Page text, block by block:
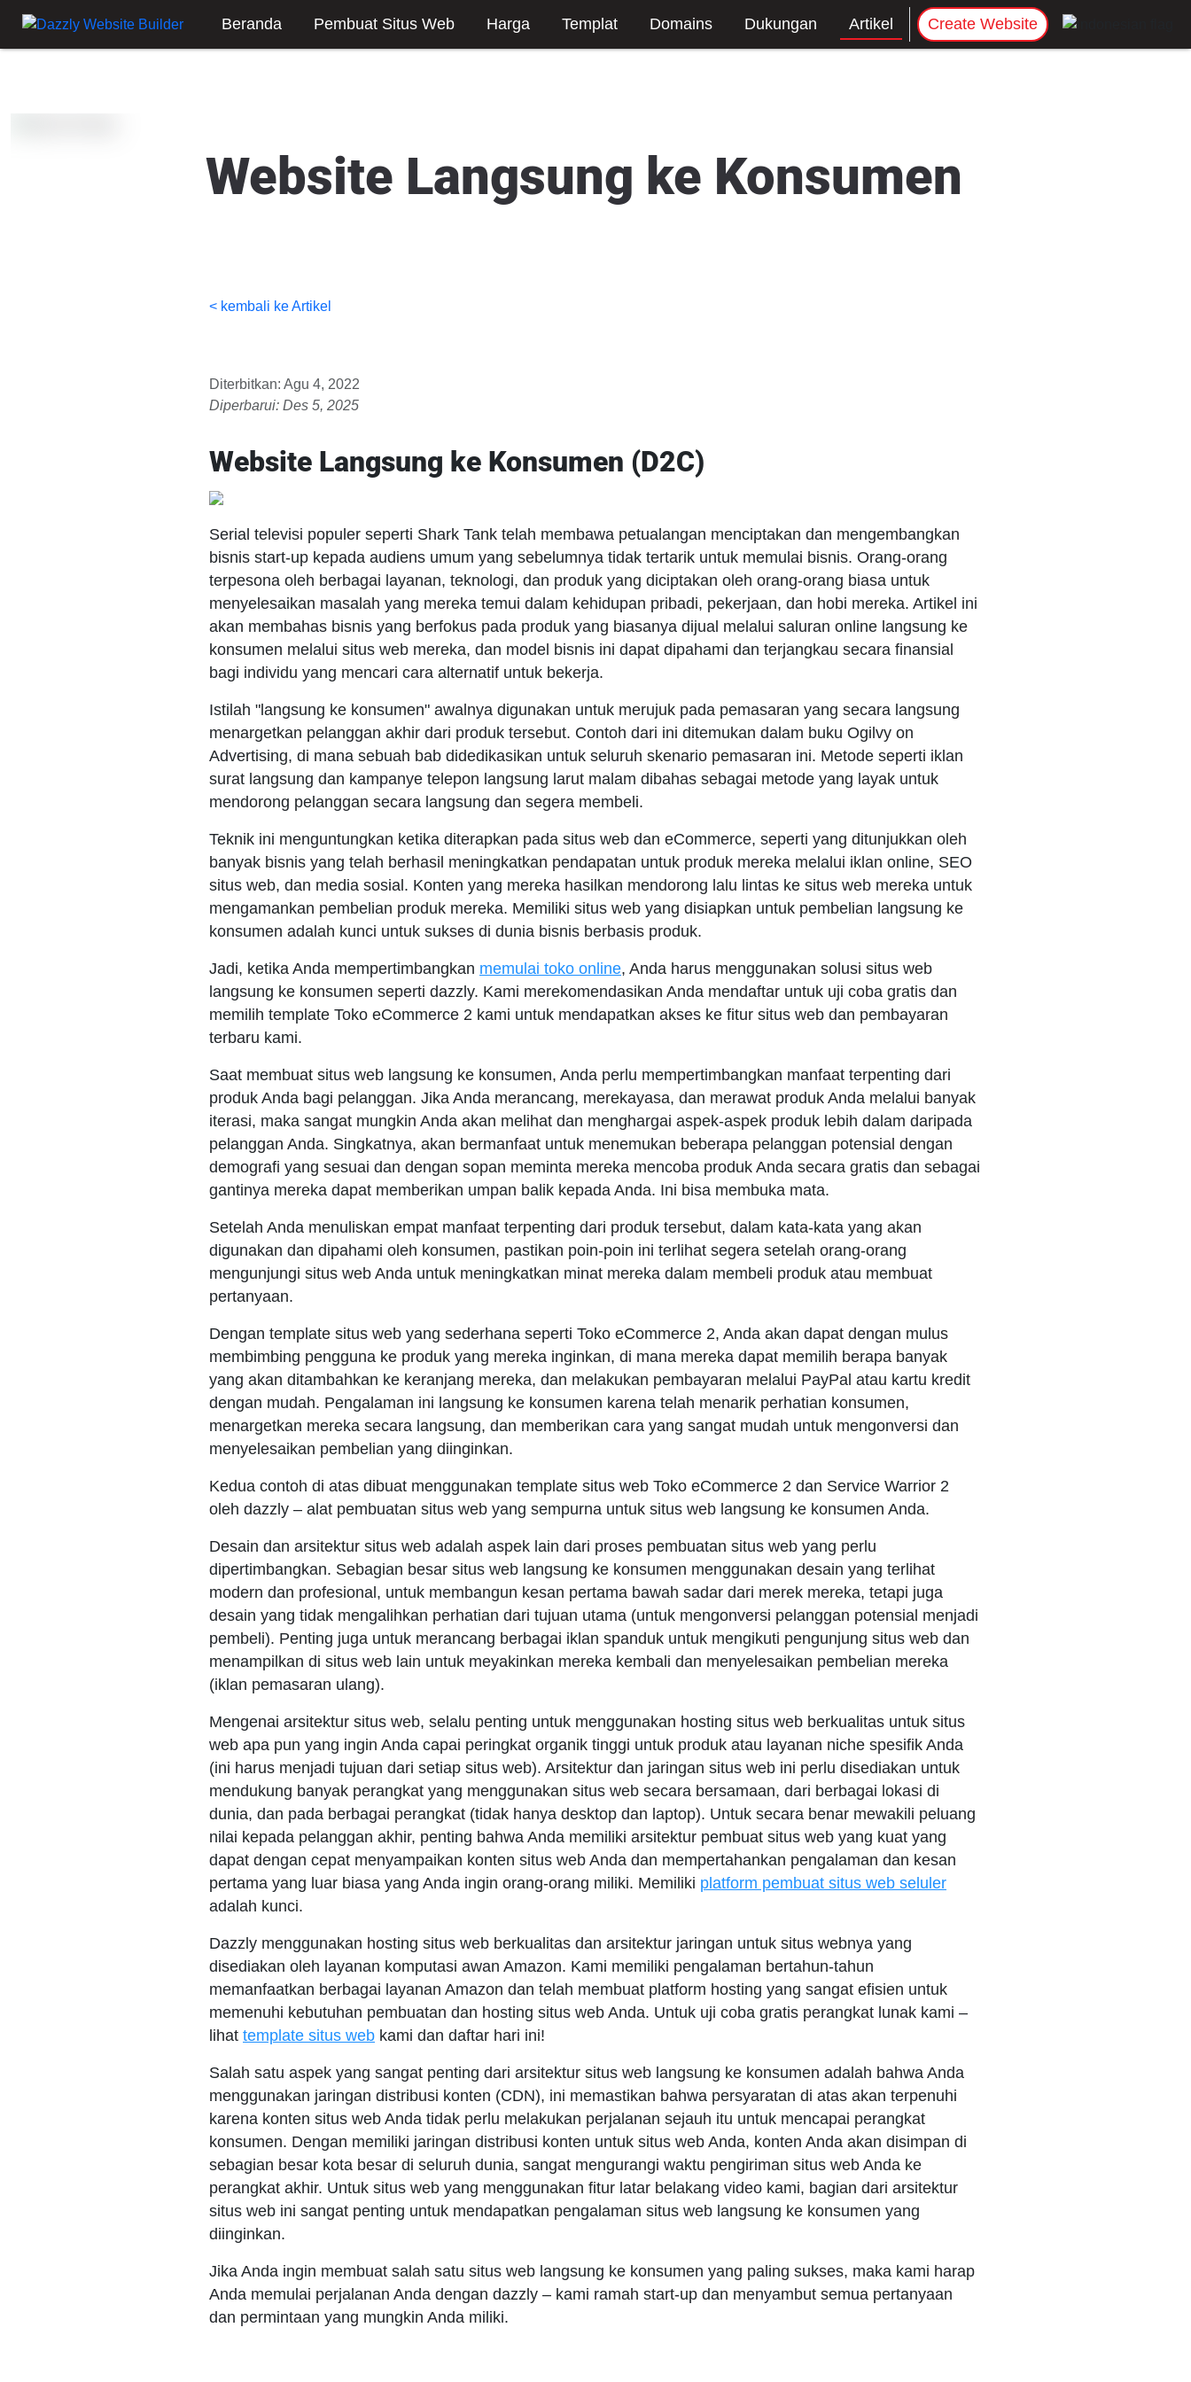
Beranda Pembuat Situs Web Harga Templat Domains Dukungan Artikel Create Website
Website Langsung ke Konsumen
< kembali ke Artikel
Diterbitkan: Agu 4, 2022
Diperbarui: Des 5, 2025
Website Langsung ke Konsumen (D2C)
Serial televisi populer seperti Shark Tank telah membawa petualangan menciptakan dan mengembangkan
bisnis start-up kepada audiens umum yang sebelumnya tidak tertarik untuk memulai bisnis. Orang-orang
terpesona oleh berbagai layanan, teknologi, dan produk yang diciptakan oleh orang-orang biasa untuk
menyelesaikan masalah yang mereka temui dalam kehidupan pribadi, pekerjaan, dan hobi mereka. Artikel ini
akan membahas bisnis yang berfokus pada produk yang biasanya dijual melalui saluran online langsung ke
konsumen melalui situs web mereka, dan model bisnis ini dapat dipahami dan terjangkau secara finansial
bagi individu yang mencari cara alternatif untuk bekerja.
Istilah "langsung ke konsumen" awalnya digunakan untuk merujuk pada pemasaran yang secara langsung
menargetkan pelanggan akhir dari produk tersebut. Contoh dari ini ditemukan dalam buku Ogilvy on
Advertising, di mana sebuah bab didedikasikan untuk seluruh skenario pemasaran ini. Metode seperti iklan
surat langsung dan kampanye telepon langsung larut malam dibahas sebagai metode yang layak untuk
mendorong pelanggan secara langsung dan segera membeli.
Teknik ini menguntungkan ketika diterapkan pada situs web dan eCommerce, seperti yang ditunjukkan oleh
banyak bisnis yang telah berhasil meningkatkan pendapatan untuk produk mereka melalui iklan online, SEO
situs web, dan media sosial. Konten yang mereka hasilkan mendorong lalu lintas ke situs web mereka untuk
mengamankan pembelian produk mereka. Memiliki situs web yang disiapkan untuk pembelian langsung ke
konsumen adalah kunci untuk sukses di dunia bisnis berbasis produk.
Jadi, ketika Anda mempertimbangkan memulai toko online, Anda harus menggunakan solusi situs web
langsung ke konsumen seperti dazzly. Kami merekomendasikan Anda mendaftar untuk uji coba gratis dan
memilih template Toko eCommerce 2 kami untuk mendapatkan akses ke fitur situs web dan pembayaran
terbaru kami.
Saat membuat situs web langsung ke konsumen, Anda perlu mempertimbangkan manfaat terpenting dari
produk Anda bagi pelanggan. Jika Anda merancang, merekayasa, dan merawat produk Anda melalui banyak
iterasi, maka sangat mungkin Anda akan melihat dan menghargai aspek-aspek produk lebih dalam daripada
pelanggan Anda. Singkatnya, akan bermanfaat untuk menemukan beberapa pelanggan potensial dengan
demografi yang sesuai dan dengan sopan meminta mereka mencoba produk Anda secara gratis dan sebagai
gantinya mereka dapat memberikan umpan balik kepada Anda. Ini bisa membuka mata.
Setelah Anda menuliskan empat manfaat terpenting dari produk tersebut, dalam kata-kata yang akan
digunakan dan dipahami oleh konsumen, pastikan poin-poin ini terlihat segera setelah orang-orang
mengunjungi situs web Anda untuk meningkatkan minat mereka dalam membeli produk atau membuat
pertanyaan.
Dengan template situs web yang sederhana seperti Toko eCommerce 2, Anda akan dapat dengan mulus
membimbing pengguna ke produk yang mereka inginkan, di mana mereka dapat memilih berapa banyak
yang akan ditambahkan ke keranjang mereka, dan melakukan pembayaran melalui PayPal atau kartu kredit
dengan mudah. Pengalaman ini langsung ke konsumen karena telah menarik perhatian konsumen,
menargetkan mereka secara langsung, dan memberikan cara yang sangat mudah untuk mengonversi dan
menyelesaikan pembelian yang diinginkan.
Kedua contoh di atas dibuat menggunakan template situs web Toko eCommerce 2 dan Service Warrior 2
oleh dazzly – alat pembuatan situs web yang sempurna untuk situs web langsung ke konsumen Anda.
Desain dan arsitektur situs web adalah aspek lain dari proses pembuatan situs web yang perlu
dipertimbangkan. Sebagian besar situs web langsung ke konsumen menggunakan desain yang terlihat
modern dan profesional, untuk membangun kesan pertama bawah sadar dari merek mereka, tetapi juga
desain yang tidak mengalihkan perhatian dari tujuan utama (untuk mengonversi pelanggan potensial menjadi
pembeli). Penting juga untuk merancang berbagai iklan spanduk untuk mengikuti pengunjung situs web dan
menampilkan di situs web lain untuk meyakinkan mereka kembali dan menyelesaikan pembelian mereka
(iklan pemasaran ulang).
Mengenai arsitektur situs web, selalu penting untuk menggunakan hosting situs web berkualitas untuk situs
web apa pun yang ingin Anda capai peringkat organik tinggi untuk produk atau layanan niche spesifik Anda
(ini harus menjadi tujuan dari setiap situs web). Arsitektur dan jaringan situs web ini perlu disediakan untuk
mendukung banyak perangkat yang menggunakan situs web secara bersamaan, dari berbagai lokasi di
dunia, dan pada berbagai perangkat (tidak hanya desktop dan laptop). Untuk secara benar mewakili peluang
nilai kepada pelanggan akhir, penting bahwa Anda memiliki arsitektur pembuat situs web yang kuat yang
dapat dengan cepat menyampaikan konten situs web Anda dan mempertahankan pengalaman dan kesan
pertama yang luar biasa yang Anda ingin orang-orang miliki. Memiliki platform pembuat situs web seluler
adalah kunci.
Dazzly menggunakan hosting situs web berkualitas dan arsitektur jaringan untuk situs webnya yang
disediakan oleh layanan komputasi awan Amazon. Kami memiliki pengalaman bertahun-tahun
memanfaatkan berbagai layanan Amazon dan telah membuat platform hosting yang sangat efisien untuk
memenuhi kebutuhan pembuatan dan hosting situs web Anda. Untuk uji coba gratis perangkat lunak kami –
lihat template situs web kami dan daftar hari ini!
Salah satu aspek yang sangat penting dari arsitektur situs web langsung ke konsumen adalah bahwa Anda
menggunakan jaringan distribusi konten (CDN), ini memastikan bahwa persyaratan di atas akan terpenuhi
karena konten situs web Anda tidak perlu melakukan perjalanan sejauh itu untuk mencapai perangkat
konsumen. Dengan memiliki jaringan distribusi konten untuk situs web Anda, konten Anda akan disimpan di
sebagian besar kota besar di seluruh dunia, sangat mengurangi waktu pengiriman situs web Anda ke
perangkat akhir. Untuk situs web yang menggunakan fitur latar belakang video kami, bagian dari arsitektur
situs web ini sangat penting untuk mendapatkan pengalaman situs web langsung ke konsumen yang
diinginkan.
Jika Anda ingin membuat salah satu situs web langsung ke konsumen yang paling sukses, maka kami harap
Anda memulai perjalanan Anda dengan dazzly – kami ramah start-up dan menyambut semua pertanyaan
dan permintaan yang mungkin Anda miliki.